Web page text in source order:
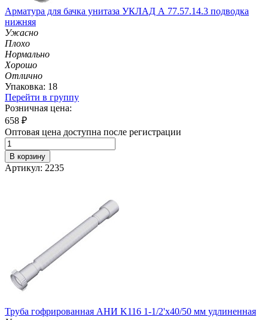
Арматура для бачка унитаза УКЛАД А 77.57.14.3 подводка
нижняя
Ужасно
Плохо
Нормально
Хорошо
Отлично
Упаковка: 18
Перейти в группу
Розничная цена:
658 ₽
Оптовая цена доступна после регистрации
В корзину
Артикул: 2235
Труба гофрированная АНИ K116 1-1/2'х40/50 мм удлиненная